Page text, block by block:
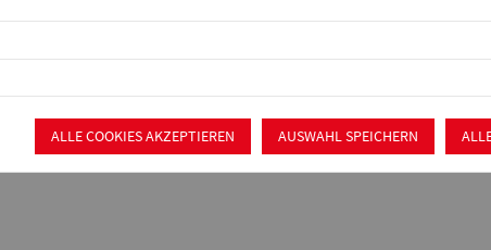
DU BIST MENSCH."
AUSWAHL SPEICHERN
ALLE COOKIES AKZEPTIEREN